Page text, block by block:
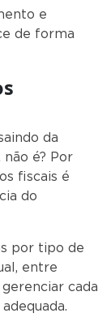
e
de forma
da
é? Por
fiscais é
do
por tipo de
entre
cada